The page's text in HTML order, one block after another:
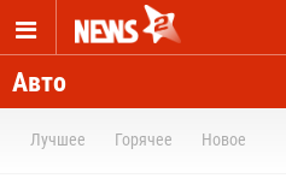
Авто
Лучшее Горячее Новое